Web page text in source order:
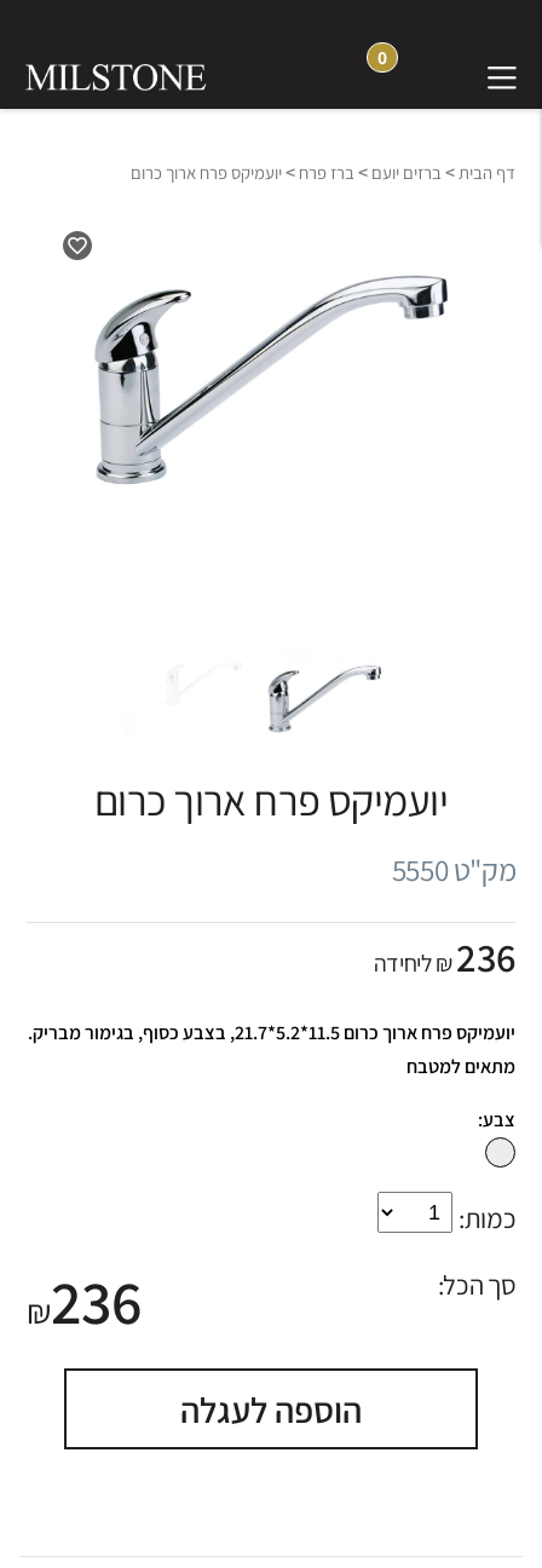
0
דף הבית> ברזים יועם > ברז פרח >יועמיקס פרח ארוך כרום
יועמיקס פרח ארוך כרום
מק"ט 5550
236₪ ליחידה
יועמיקס פרח ארוך כרום 11.5*5.2*21.7, בצבע כסוף, בגימור מבריק.
מתאים למטבח
צבע:
כמות:
סך הכל:
236
₪
הוספה לעגלה